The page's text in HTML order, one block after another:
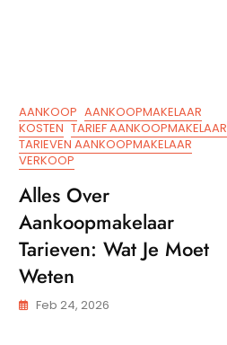
AANKOOP AANKOOPMAKELAAR
KOSTEN TARIEF AANKOOPMAKELAAR
TARIEVEN AANKOOPMAKELAAR
VERKOOP
Alles Over
Aankoopmakelaar
Tarieven: Wat Je Moet
Weten
Feb 24, 2026